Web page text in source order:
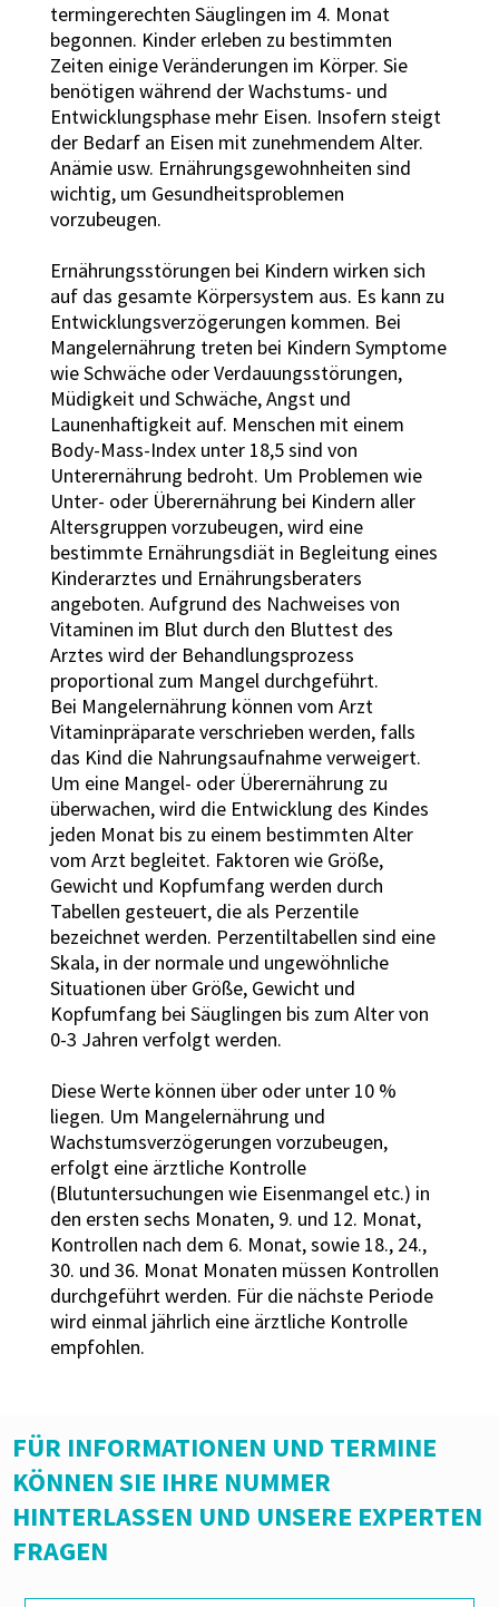
termingerechten Säuglingen im 4. Monat
begonnen. Kinder erleben zu bestimmten
Zeiten einige Veränderungen im Körper. Sie
benötigen während der Wachstums- und
Entwicklungsphase mehr Eisen. Insofern steigt
der Bedarf an Eisen mit zunehmendem Alter.
Anämie usw. Ernährungsgewohnheiten sind
wichtig, um Gesundheitsproblemen
vorzubeugen.
Ernährungsstörungen bei Kindern wirken sich
auf das gesamte Körpersystem aus. Es kann zu
Entwicklungsverzögerungen kommen. Bei
Mangelernährung treten bei Kindern Symptome
wie Schwäche oder Verdauungsstörungen,
Müdigkeit und Schwäche, Angst und
Launenhaftigkeit auf. Menschen mit einem
Body-Mass-Index unter 18,5 sind von
Unterernährung bedroht. Um Problemen wie
Unter- oder Überernährung bei Kindern aller
Altersgruppen vorzubeugen, wird eine
bestimmte Ernährungsdiät in Begleitung eines
Kinderarztes und Ernährungsberaters
angeboten. Aufgrund des Nachweises von
Vitaminen im Blut durch den Bluttest des
Arztes wird der Behandlungsprozess
proportional zum Mangel durchgeführt.
Bei Mangelernährung können vom Arzt
Vitaminpräparate verschrieben werden, falls
das Kind die Nahrungsaufnahme verweigert.
Um eine Mangel- oder Überernährung zu
überwachen, wird die Entwicklung des Kindes
jeden Monat bis zu einem bestimmten Alter
vom Arzt begleitet. Faktoren wie Größe,
Gewicht und Kopfumfang werden durch
Tabellen gesteuert, die als Perzentile
bezeichnet werden. Perzentiltabellen sind eine
Skala, in der normale und ungewöhnliche
Situationen über Größe, Gewicht und
Kopfumfang bei Säuglingen bis zum Alter von
0-3 Jahren verfolgt werden.
Diese Werte können über oder unter 10 %
liegen. Um Mangelernährung und
Wachstumsverzögerungen vorzubeugen,
erfolgt eine ärztliche Kontrolle
(Blutuntersuchungen wie Eisenmangel etc.) in
den ersten sechs Monaten, 9. und 12. Monat,
Kontrollen nach dem 6. Monat, sowie 18., 24.,
30. und 36. Monat Monaten müssen Kontrollen
durchgeführt werden. Für die nächste Periode
wird einmal jährlich eine ärztliche Kontrolle
empfohlen.
FÜR INFORMATIONEN UND TERMINE
KÖNNEN SIE IHRE NUMMER
HINTERLASSEN UND UNSERE EXPERTEN
FRAGEN